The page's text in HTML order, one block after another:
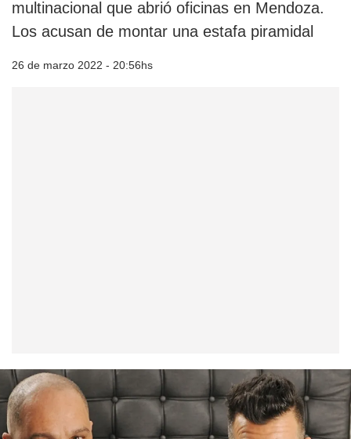
multinacional que abrió oficinas en Mendoza.
Los acusan de montar una estafa piramidal
26 de marzo 2022 - 20:56hs